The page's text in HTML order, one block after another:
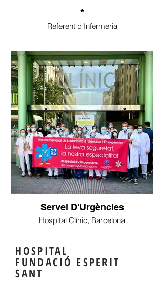
*
Referent d'Infermeria
Servei D'Urgències
Hospital Clínic, Barcelona
HOSPITAL
FUNDACIÓ ESPERIT
SANT